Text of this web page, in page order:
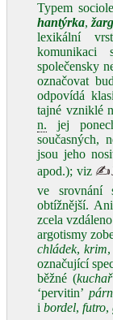
Typem
hantýrka,
lexikální
komunikaci
společensky
označovat
odpovídá
tajné vzniklé
n. jej
současných,
jsou jeho
apod.); viz
ve srovnání
obtížnější.
zcela
argotismy
chládek, krim,
označující
běžné (kuchař
‘pervitin’
i bordel, futro,